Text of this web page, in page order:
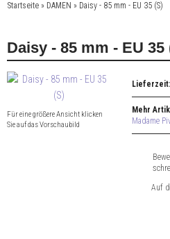
Startseite » DAMEN » Daisy - 85 mm - EU 35 (S)
Daisy - 85 mm - EU
Für eine größere Ansicht klicken
Sie auf das Vorschaubild
Lieferzeit:
Mehr
Madame